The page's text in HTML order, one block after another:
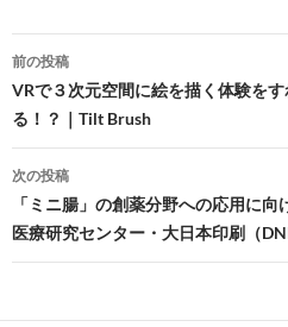
投
稿
ナ
ビ
ゲ
ー
前の投稿
VRで３次元空間に絵を描く体験を
る！？｜Tilt Brush
次の投稿
「ミニ腸」の創薬分野への応用に
医療研究センター・大日本印刷（